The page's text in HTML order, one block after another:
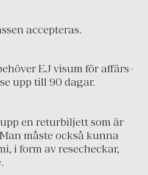
accepteras.
EJ visum för affärs-
upp till 90 dagar.
en returbiljett som är
måste också kunna
i form av resecheckar,